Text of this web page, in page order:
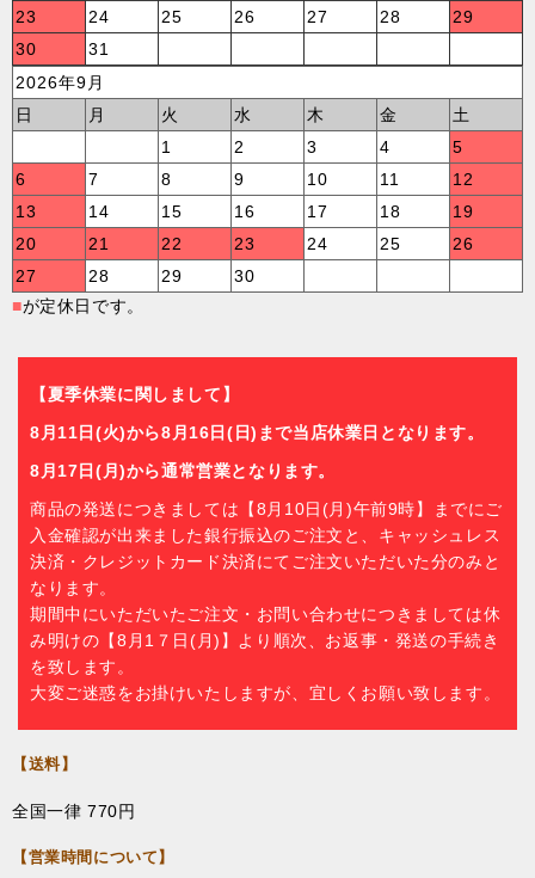
23
24 25 26 27 28
29
30
31
2026年9月
日
月 火 水 木 金
土
1
2 3 4
5
6
7 8 9 10 11
12
13
14 15 16 17 18
19
20
21 22 23 24 25
26
27
28 29
30
■が定休日です。
【夏季休業に関しまして】
8月11日(火)から8月16日(日)まで当店休業日となります。
8月17日(月)から通常営業となります。
商品の発送につきましては【8月10日(月)午前9時】までにご
入金確認が出来ました銀行振込のご注文と、キャッシュレス
決済・クレジットカード決済にてご注文いただいた分のみと
なります。
期間中にいただいたご注文・お問い合わせにつきましては休
み明けの【8月1７日(月)】より順次、お返事・発送の手続き
を致します。
大変ご迷惑をお掛けいたしますが、宜しくお願い致します。
【送料】
全国一律 770円
【営業時間について】